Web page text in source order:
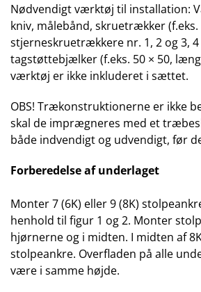
Nødvendigt værktøj til installation:
kniv, målebånd, skruetrækker
stjerneskruetrækkere nr. 1, 2 og 3,
tagstøttebjælker (f.eks. 50 × 50,
værktøj er ikke inkluderet i sættet.
OBS! Trækonstruktionerne er ikke
skal de imprægneres med et
både indvendigt og udvendigt, før
Forberedelse af underlaget
Monter 7 (6K) eller 9 (8K)
henhold til figur 1 og 2. Monter
hjørnerne og i midten. I midten af
stolpeankre. Overfladen på alle
være i samme højde.